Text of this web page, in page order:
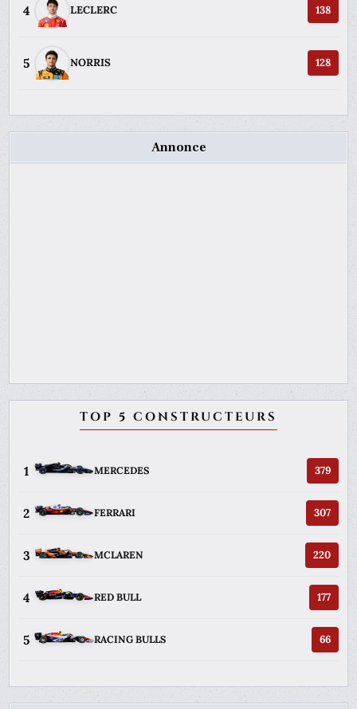
4 LECLERC 138
5 NORRIS 128
Annonce
TOP 5 CONSTRUCTEURS
1 MERCEDES 379
2 FERRARI 307
3 MCLAREN 220
4 RED BULL 177
5 RACING BULLS 66